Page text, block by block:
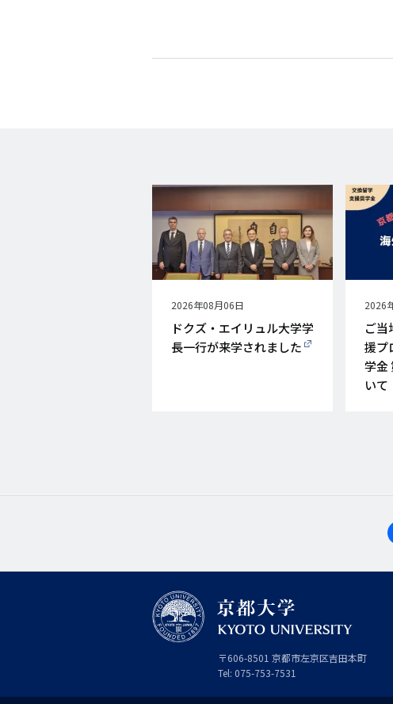
公
開
日
2026年08月06日
ドクズ・エイリュル大学学
長一行が来学されました
公
開
日
2026
ご当
援プ
学金
いて
京
都
大
〒606-8501 京
都
府
京都市左京区吉田本町
Tel: 075-753-7531